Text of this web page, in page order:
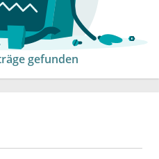
gefunden